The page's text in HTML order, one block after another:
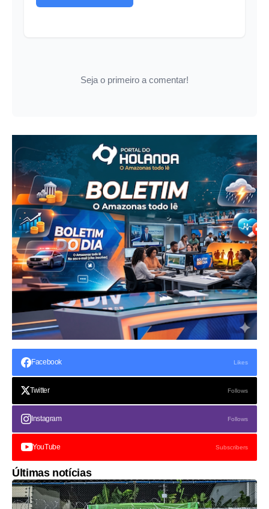
Seja o primeiro a comentar!
Facebook Likes
Twitter Follows
Instagram Follows
YouTube Subscribers
Últimas notícias